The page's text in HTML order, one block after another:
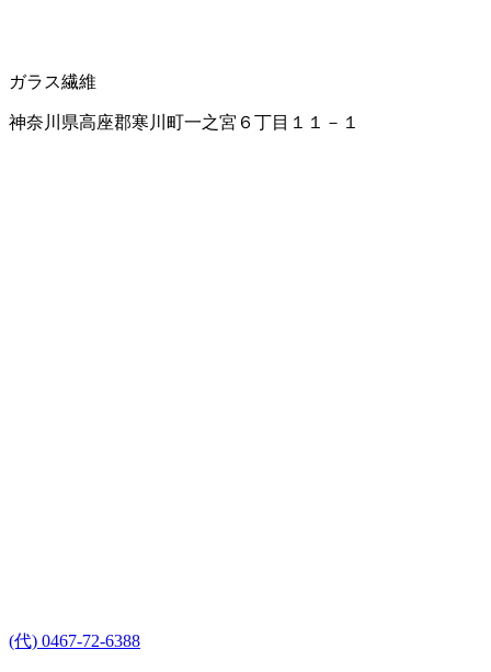
ガラス繊維
神奈川県高座郡寒川町一之宮６丁目１１－１
(代) 0467-72-6388